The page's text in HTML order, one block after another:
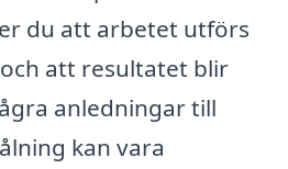
du att arbetet utförs
att resultatet blir
anledningar till
kan vara